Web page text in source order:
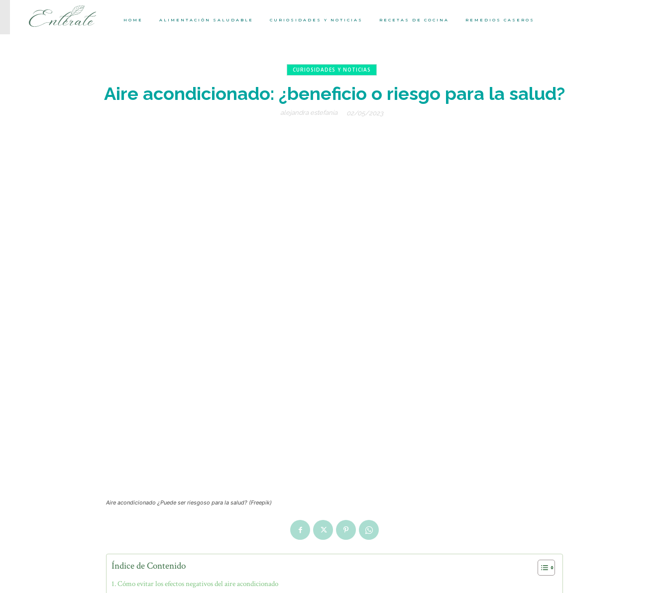
HOME ALIMENTACIÓN SALUDABLE CURIOSIDADES Y NOTICIAS RECETAS DE COCINA REMEDIOS CASEROS
CURIOSIDADES Y NOTICIAS
Aire acondicionado: ¿beneficio o riesgo para la salud?
alejandra estefanía 02/05/2023
Aire acondicionado ¿Puede ser riesgoso para la salud? (Freepik)
Índice de Contenido
Cómo evitar los efectos negativos del aire acondicionado